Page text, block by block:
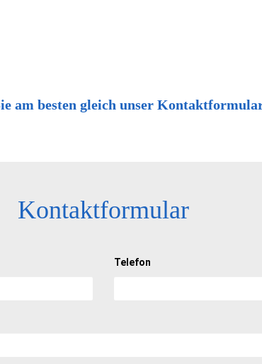
am besten gleich unser
Kontaktformular
Telefon